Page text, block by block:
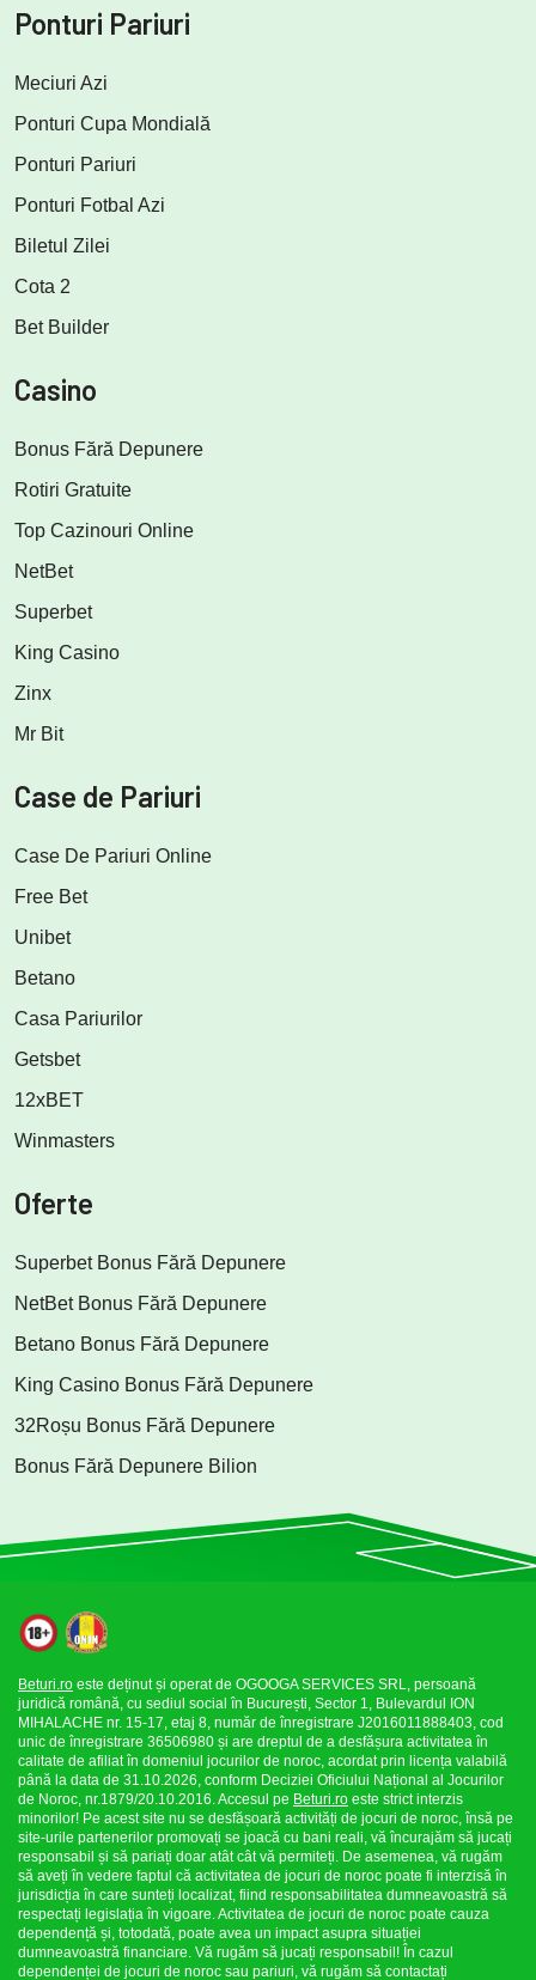
Ponturi Pariuri
Meciuri Azi
Ponturi Cupa Mondială
Ponturi Pariuri
Ponturi Fotbal Azi
Biletul Zilei
Cota 2
Bet Builder
Casino
Bonus Fără Depunere
Rotiri Gratuite
Top Cazinouri Online
NetBet
Superbet
King Casino
Zinx
Mr Bit
Case de Pariuri
Case De Pariuri Online
Free Bet
Unibet
Betano
Casa Pariurilor
Getsbet
12xBET
Winmasters
Oferte
Superbet Bonus Fără Depunere
NetBet Bonus Fără Depunere
Betano Bonus Fără Depunere
King Casino Bonus Fără Depunere
32Roșu Bonus Fără Depunere
Bonus Fără Depunere Bilion
Beturi.ro este deținut și operat de OGOOGA SERVICES SRL, persoană
juridică română, cu sediul social în București, Sector 1, Bulevardul ION
MIHALACHE nr. 15-17, etaj 8, număr de înregistrare J2016011888403, cod
unic de înregistrare 36506980 și are dreptul de a desfășura activitatea în
calitate de afiliat în domeniul jocurilor de noroc, acordat prin licența valabilă
până la data de 31.10.2026, conform Deciziei Oficiului Național al Jocurilor
de Noroc, nr.1879/20.10.2016. Accesul pe Beturi.ro este strict interzis
minorilor! Pe acest site nu se desfășoară activități de jocuri de noroc, însă pe
site-urile partenerilor promovați se joacă cu bani reali, vă încurajăm să jucați
responsabil și să pariați doar atât cât vă permiteți. De asemenea, vă rugăm
să aveți în vedere faptul că activitatea de jocuri de noroc poate fi interzisă în
jurisdicția în care sunteți localizat, fiind responsabilitatea dumneavoastră să
respectați legislația în vigoare. Activitatea de jocuri de noroc poate cauza
dependență și, totodată, poate avea un impact asupra situației
dumneavoastră financiare. Vă rugăm să jucați responsabil! În cazul
dependenței de jocuri de noroc sau pariuri, vă rugăm să contactați